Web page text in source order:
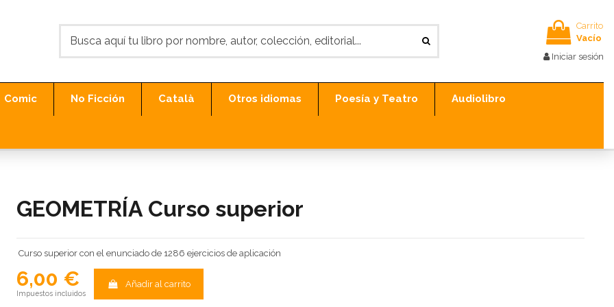
Carrito
Vacío
Iniciar sesión
Comic No Ficción Català Otros idiomas Poesía y Teatro Audiolibro
GEOMETRÍA Curso superior
Curso superior con el enunciado de 1286 ejercicios de aplicación
6,00 €
Impuestos incluidos
Añadir al carrito